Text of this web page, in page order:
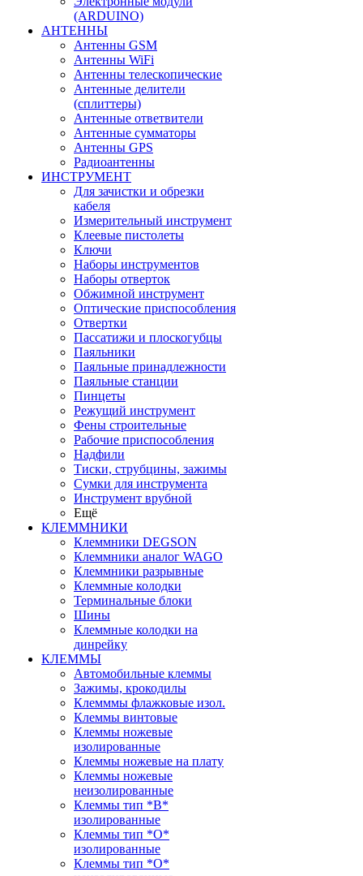
(ARDUINO)
АНТЕННЫ
Антенны GSM
Антенны WiFi
Антенны телескопические
Антенные делители
(сплиттеры)
Антенные ответвители
Антенные сумматоры
Антенны GPS
Радиоантенны
ИНСТРУМЕНТ
Для зачистки и обрезки
кабеля
Измерительный инструмент
Клеевые пистолеты
Ключи
Наборы инструментов
Наборы отверток
Обжимной инструмент
Оптические приспособления
Отвертки
Пассатижи и плоскогубцы
Паяльники
Паяльные принадлежности
Паяльные станции
Пинцеты
Режущий инструмент
Фены строительные
Рабочие приспособления
Надфили
Тиски, струбцины, зажимы
Сумки для инструмента
Инструмент врубной
Ещё
КЛЕММНИКИ
Клеммники DEGSON
Клеммники аналог WAGO
Клеммники разрывные
Клеммные колодки
Терминальные блоки
Шины
Клеммные колодки на
динрейку
КЛЕММЫ
Автомобильные клеммы
Зажимы, крокодилы
Клемммы флажковые изол.
Клеммы винтовые
Клеммы ножевые
изолированные
Клеммы ножевые на плату
Клеммы ножевые
неизолированные
Клеммы тип *B*
изолированные
Клеммы тип *O*
изолированные
Клеммы тип *O*